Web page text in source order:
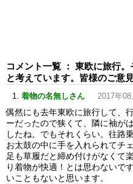
コメント一覧 ： 東欧に旅行
と考えています。皆様のご意
着物の名無しさん 2017年08
偶然にも去年東欧に旅行して、
ーだったので狭くて、隣に袖が
したね。でもそれくらい。往路
お太鼓の中に手を入れられてチ
足も草履だと締め付けがなくて
り着物が快適！とは思わないで
いこともないと思います。